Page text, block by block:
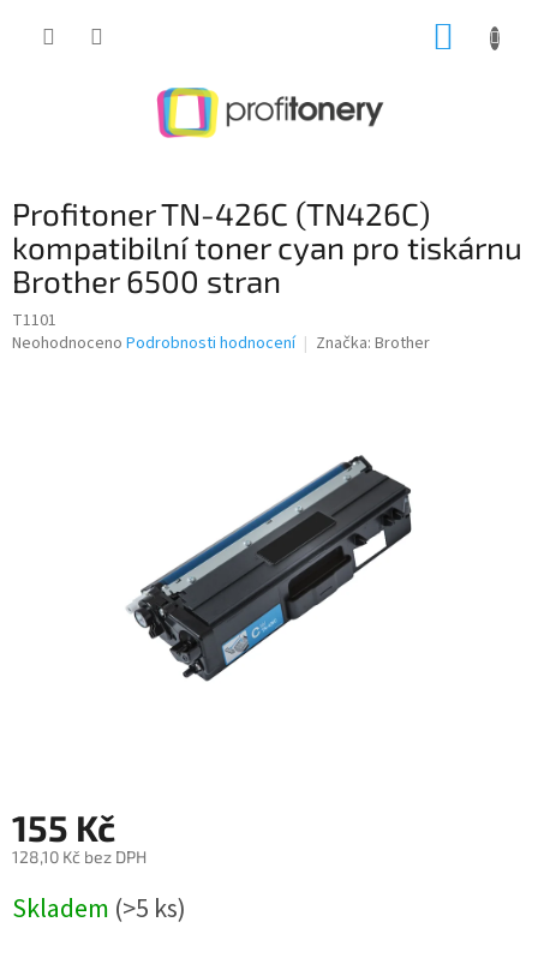
Profitoner TN-426C (TN426C)
kompatibilní toner cyan pro tiskárnu
Brother 6500 stran
T1101
Průměrné
Neohodnoceno Podrobnosti hodnocení Značka: Brother
155 Kč
128,10 Kč bez DPH
cena:
Skladem (>5 ks)